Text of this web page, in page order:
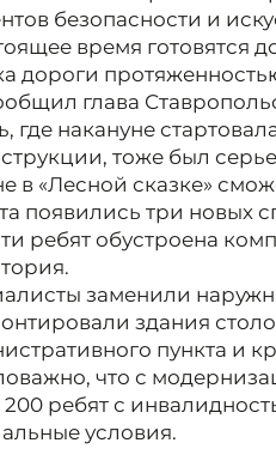
безопасности и
время готовятся
дороги
глава
где накануне
тоже был
в «Лесной сказке»
появились три новых
ребят обустроена
заменили
здания
пункта и
что с
200 ребят с
условия.